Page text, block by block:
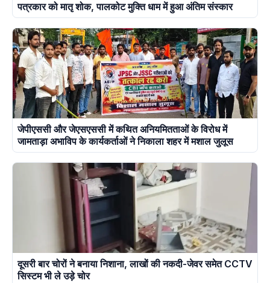
पत्रकार को मातृ शोक, पालकोट मुक्ति धाम में हुआ अंतिम संस्कार
जेपीएससी और जेएसएससी में कथित अनियमितताओं के विरोध में
जामताड़ा अभाविप के कार्यकर्ताओं ने निकाला शहर में मशाल जुलूस
दूसरी बार चोरों ने बनाया निशाना, लाखों की नकदी-जेवर समेत CCTV
सिस्टम भी ले उड़े चोर